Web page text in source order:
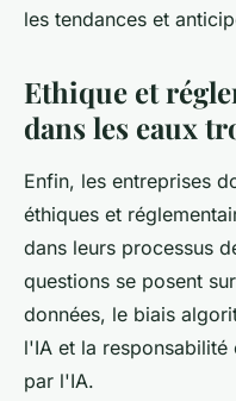
les tendances et
Ethique et
dans les eaux
Enfin, les entreprises
éthiques et
dans leurs processus
questions se posent
données, le biais
l'IA et la
par l'IA.